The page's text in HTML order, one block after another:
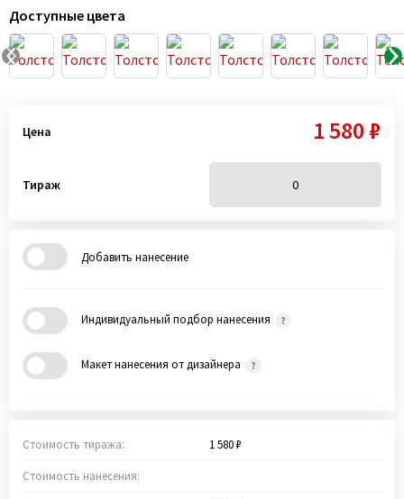
Доступные цвета
Цена 1 580 ₽
Тираж
Добавить нанесение
Индивидуальный подбор нанесения
Макет нанесения от дизайнера
Стоимость тиража: 1 580 ₽
Стоимость нанесения: